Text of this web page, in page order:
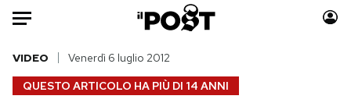
HOME
QUESTO ARTICOLO HA PIÙ DI 14 ANNI
VIDEO Venerdì 6 luglio 2012